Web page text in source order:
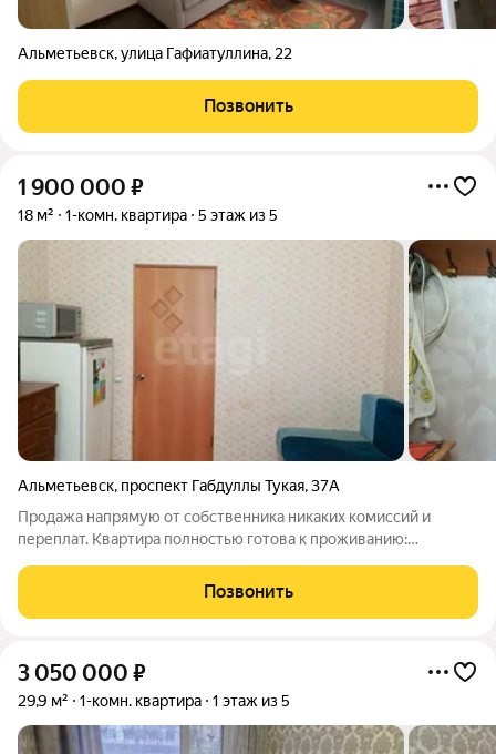
Альметьевск,улица Гафиатуллина, 22
Позвонить
1 900 000 ₽
18 м² 1-комн. квартира 5 этаж из 5
Альметьевск, проспект Габдуллы Тукая,37А
Продажа напрямую от собственника никаких комиссий и
переплат. Квартира полностью готова к проживанию:
кондиционер, стиральная машина, холодильник,
микроволновка, телевизор. В квартире сейчас
Позвонить
3 050 000 ₽
29,9 м² 1-комн. квартира 1 этаж из 5